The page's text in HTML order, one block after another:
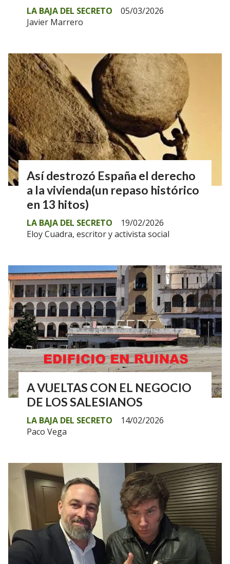
Javier Marrero
LA BAJA DEL SECRETO 05/03/2026
Así destrozó España el derecho
a la vivienda(un repaso histórico
en 13 hitos)
Eloy Cuadra, escritor y activista social
LA BAJA DEL SECRETO 19/02/2026
A VUELTAS CON EL NEGOCIO
DE LOS SALESIANOS
Paco Vega
LA BAJA DEL SECRETO 14/02/2026